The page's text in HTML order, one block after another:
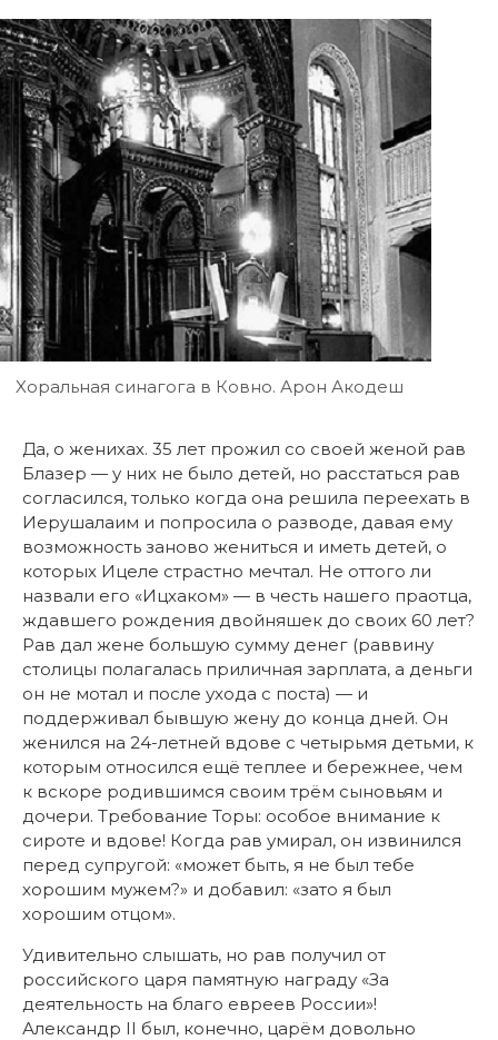
Xоральная синагога в Ковно. Арон Акодеш
Да, о женихах. 35 лет прожил со своей женой рав
Блазер — у них не было детей, но расстаться рав
согласился, только когда она решила переехать в
Иерушалаим и попросила о разводе, давая ему
возможность заново жениться и иметь детей, о
которых Ицеле страстно мечтал. Не оттого ли
назвали его «Ицхаком» — в честь нашего праотца,
ждавшего рождения двойняшек до своих 60 лет?
Рав дал жене большую сумму денег (раввину
столицы полагалась приличная зарплата, а деньги
он не мотал и после ухода с поста) — и
поддерживал бывшую жену до конца дней. Он
женился на 24-летней вдове с четырьмя детьми, к
которым относился ещё теплее и бережнее, чем
к вскоре родившимся своим трём сыновьям и
дочери. Требование Торы: особое внимание к
сироте и вдове! Когда рав умирал, он извинился
перед супругой: «может быть, я не был тебе
хорошим мужем?» и добавил: «зато я был
хорошим отцом».
Удивительно слышать, но рав получил от
российского царя памятную награду «За
деятельность на благо евреев России»!
Александр II был, конечно, царём довольно